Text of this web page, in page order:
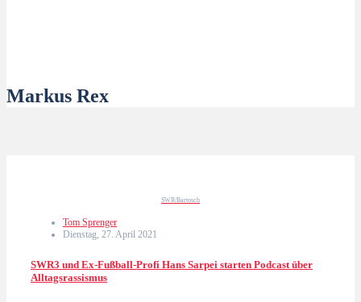
Markus Rex
SWR/Bartosch
Tom Sprenger
Dienstag, 27. April 2021
SWR3 und Ex-Fußball-Profi Hans Sarpei starten Podcast über
Alltagsrassismus